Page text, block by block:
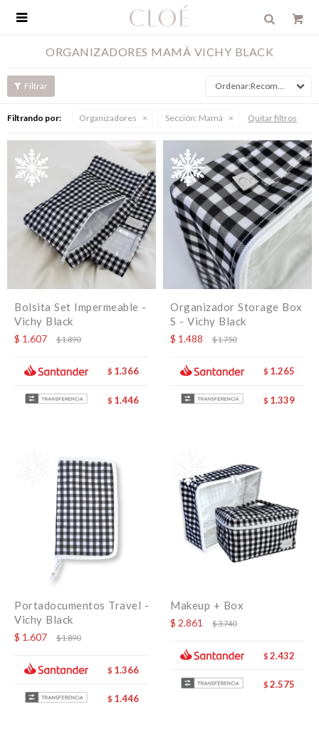

ORGANIZADORES MAMÁ VICHY BLACK
Recomendados
Filtrando por: Organizadores Sección: Mamá Quitar filtros
Bolsita Set Impermeable -
Vichy Black
$ 1.607 $1.890
$ 1.366
$ 1.446
Organizador Storage Box
S - Vichy Black
$ 1.488 $1.750
$ 1.265
$ 1.339
Portadocumentos Travel -
Vichy Black
$ 1.607 $1.890
$ 1.366
$ 1.446
Makeup + Box
$ 2.861 $3.740
$ 2.432
$ 2.575